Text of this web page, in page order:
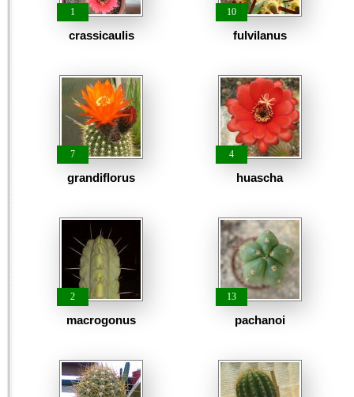
1
crassicaulis
10
fulvilanus
7
grandiflorus
4
huascha
2
macrogonus
13
pachanoi